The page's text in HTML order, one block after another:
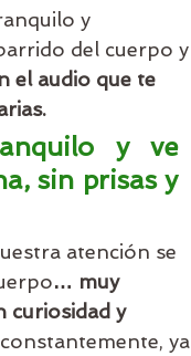
y
del cuerpo y
el audio que te
y ve
sin prisas y
atención se
… muy
curiosidad y
ya